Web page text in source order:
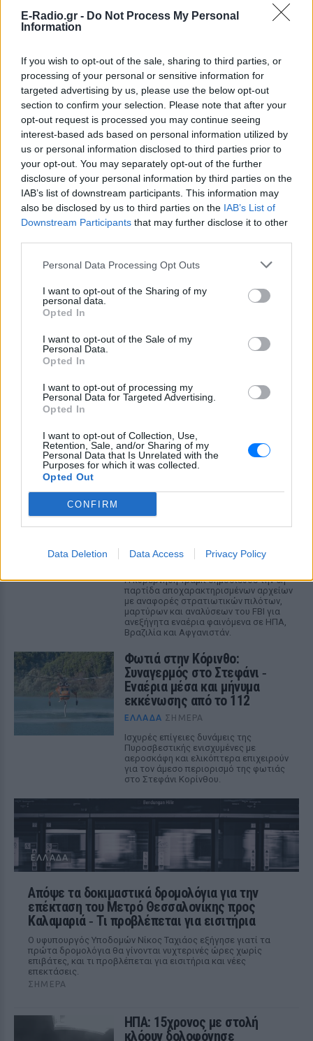
E-Radio.gr - Do Not Process My Personal
Information
If you wish to opt-out of the sale, sharing to third parties, or
processing of your personal or sensitive information for
targeted advertising by us, please use the below opt-out
section to confirm your selection. Please note that after your
opt-out request is processed you may continue seeing
interest-based ads based on personal information utilized by
us or personal information disclosed to third parties prior to
your opt-out. You may separately opt-out of the further
disclosure of your personal information by third parties on the
IAB’s list of downstream participants. This information may
also be disclosed by us to third parties on the IAB’s List of
Downstream Participants that may further disclose it to other
Personal Data Processing Opt Outs
I want to opt-out of the Sharing of my
personal data.
Opted In
I want to opt-out of the Sale of my
Personal Data.
Opted In
I want to opt-out of processing my
Personal Data for Targeted Advertising.
Opted In
I want to opt-out of Collection, Use,
Retention, Sale, and/or Sharing of my
Personal Data that Is Unrelated with the
Purposes for which it was collected.
Opted Out
CONFIRM
Data Deletion Data Access Privacy Policy
ΔΕΙΤΕ ΕΠΙΣΗΣ
τζάμι του οδηγού – «Μην κάνεις
μ@@@», του φώναζαν
Εξαιτίας των υψηλών ταχυτήτων το
λευκό όχημα έχασε τον έλεγχο και
καρφώθηκε πάνω σε κολονάκια.
Αρχεία UFO: Αθόρυβα τριγωνικά
μεταλλική σφαίρα με
ανθρώπινο σώμα στα νέα
ΕΛΛΆΔΑ ΣΉΜΕΡΑ
Η κυβέρνηση Τραμπ δημοσίευσε την 5η
παρτίδα αποχαρακτηρισμένων αρχείων
με αναφορές στρατιωτικών πιλότων,
μαρτύρων και αναλύσεων του FBI για
ανεξήγητα εναέρια φαινόμενα σε ΗΠΑ,
Βραζιλία και Αφγανιστάν.
Φωτιά στην Κόρινθο:
Συναγερμός στο Στεφάνι ‑
Εναέρια μέσα και μήνυμα
εκκένωσης από το 112
ΕΛΛΆΔΑ ΣΉΜΕΡΑ
Ισχυρές επίγειες δυνάμεις της
Πυροσβεστικής ενισχυμένες με
αεροσκάφη και ελικόπτερα επιχειρούν
για τον άμεσο περιορισμό της φωτιάς
στο Στεφάνι Κορίνθου.
ΕΛΛΆΔΑ
Απόψε τα δοκιμαστικά δρομολόγια για την
επέκταση του Μετρό Θεσσαλονίκης προς
Καλαμαριά ‑ Τι προβλέπεται για εισιτήρια
Ο υφυπουργός Υποδομών Νίκος Ταχιάος εξήγησε γιατί τα
πρώτα δρομολόγια θα γίνονται νυχτερινές ώρες χωρίς
επιβάτες, και τι προβλέπεται για εισιτήρια και νέες
επεκτάσεις.
ΣΉΜΕΡΑ
ΗΠΑ: 15χρονος με στολή
κλόουν δολοφόνησε